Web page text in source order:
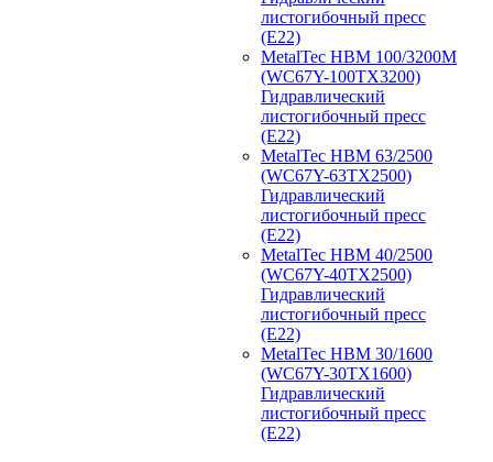
листогибочный пресс
(E22)
MetalTec HBM 100/3200M
(WC67Y-100TX3200)
Гидравлический
листогибочный пресс
(E22)
MetalTec HBM 63/2500
(WC67Y-63TX2500)
Гидравлический
листогибочный пресс
(E22)
MetalTec HBM 40/2500
(WC67Y-40TX2500)
Гидравлический
листогибочный пресс
(E22)
MetalTec HBM 30/1600
(WC67Y-30TX1600)
Гидравлический
листогибочный пресс
(E22)